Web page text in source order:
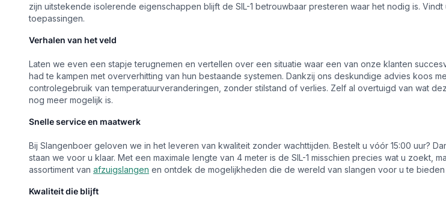
zijn uitstekende isolerende eigenschappen blijft de SIL-1 betrouwbaar presteren waar het nodig is.
toepassingen.
Verhalen van het veld
Laten we even een stapje terugnemen en vertellen over een situatie waar een van onze klanten
had te kampen met oververhitting van hun bestaande systemen. Dankzij ons deskundige advies koos
controlegebruik van temperatuurveranderingen, zonder stilstand of verlies. Zelf al overtuigd van wat
nog meer mogelijk is.
Snelle service en maatwerk
Bij Slangenboer geloven we in het leveren van kwaliteit zonder wachttijden. Bestelt u vóór 15:00 uur?
staan we voor u klaar. Met een maximale lengte van 4 meter is de SIL-1 misschien precies wat u
assortiment van afzuigslangen en ontdek de mogelijkheden die de wereld van slangen voor u te bieden
Kwaliteit die blijft